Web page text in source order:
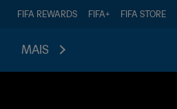
FIFA REWARDS FIFA+ FIFA STORE
MAIS